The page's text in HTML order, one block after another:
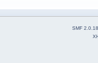
SMF 2.0.18